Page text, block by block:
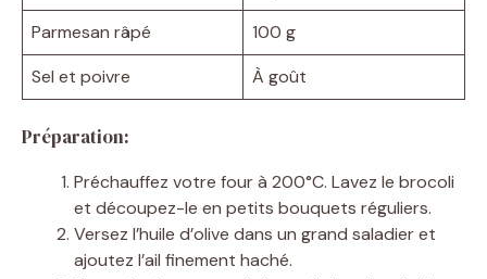
Parmesan râpé
100 g
Sel et poivre
À goût
Préparation:
Préchauffez votre four à 200°C. Lavez le brocoli
et découpez-le en petits bouquets réguliers.
Versez l’huile d’olive dans un grand saladier et
ajoutez l’ail finement haché.